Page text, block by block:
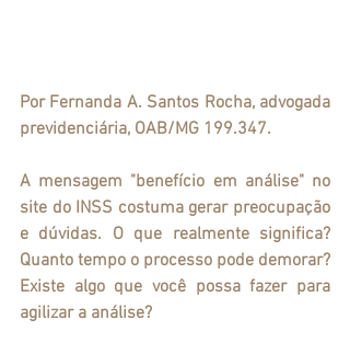
Por Fernanda A. Santos Rocha, advogada
previdenciária, OAB/MG 199.347.
A mensagem "benefício em análise" no
site do INSS costuma gerar preocupação
e dúvidas. O que realmente significa?
Quanto tempo o processo pode demorar?
Existe algo que você possa fazer para
agilizar a análise?